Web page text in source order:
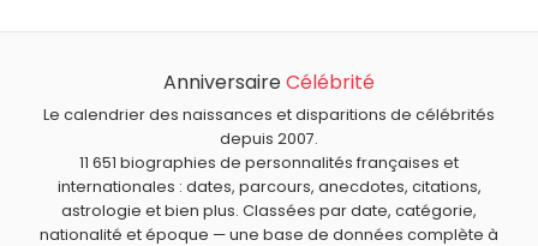
Frédéric Taddeï,Marie-Ange Nardi
LumbrosoetFabien Lecœuvresont nés en 1961.
Quels animateurs français sont du signe Lion comme Karl
Zéro ?
Thierry Roland Georges Pernoud,Sébastien Demorand
Karine Le MarchandetPatrice Laffontsont du signe Lion.
AnniversaireCélébrité
Le calendrier des naissances et disparitions de célébrités
depuis 2007.
11 651 biographies de personnalités françaises et
internationales : dates, parcours, anecdotes, citations,
astrologie et bien plus. Classées par date, catégorie,
nationalité et époque — une base de données complète à